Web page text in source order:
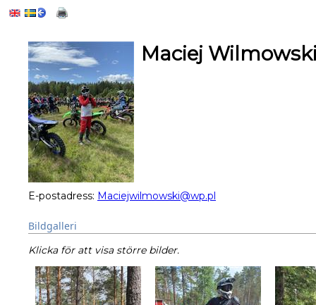
Maciej
E-postadress: Maciejwilmowski@wp.pl
Bildgalleri
Klicka för att visa större bilder.